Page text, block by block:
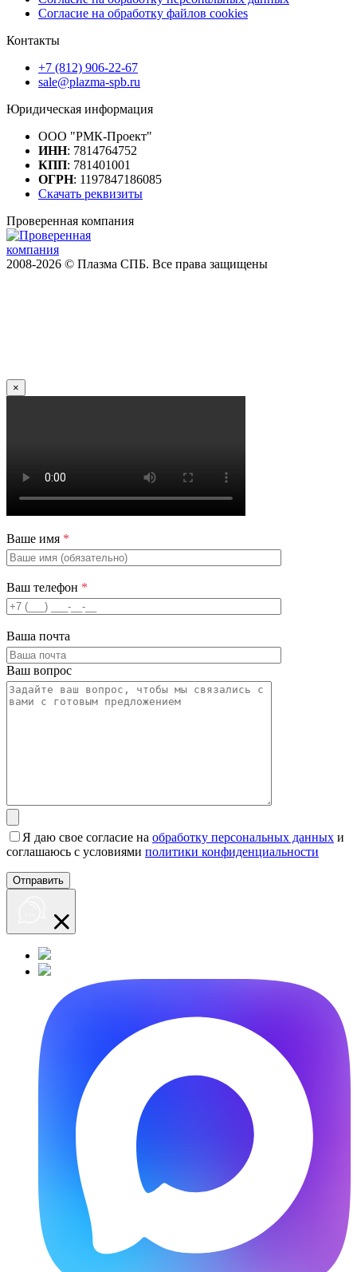
Согласие на обработку файлов cookies
Контакты
+7 (812) 906-22-67
sale@plazma-spb.ru
Юридическая информация
ООО "РМК-Проект"
ИНН: 7814764752
КПП: 781401001
ОГРН: 1197847186085
Скачать реквизиты
Проверенная компания
2008-2026 © Плазма СПБ. Все права защищены
×
Ваше имя *
Ваш телефон *
Ваша почта
Ваш вопрос
Я даю свое согласие на обработку персональных данных и
соглашаюсь с условиями политики конфиденциальности